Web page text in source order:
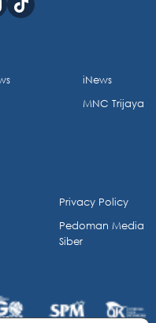
iNews
MNC Trijaya
Privacy Policy
Pedoman Media
Siber